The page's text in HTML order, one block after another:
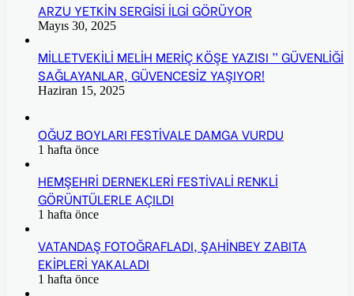
ARZU YETKİN SERGİSİ İLGİ GÖRÜYOR
Mayıs 30, 2025
MİLLETVEKİLİ MELİH MERİÇ KÖŞE YAZISI ” GÜVENLİĞİ
SAĞLAYANLAR, GÜVENCESİZ YAŞIYOR!
Haziran 15, 2025
OĞUZ BOYLARI FESTİVALE DAMGA VURDU
1 hafta önce
HEMŞEHRİ DERNEKLERİ FESTİVALİ RENKLİ
GÖRÜNTÜLERLE AÇILDI
1 hafta önce
VATANDAŞ FOTOĞRAFLADI, ŞAHİNBEY ZABITA
EKİPLERİ YAKALADI
1 hafta önce